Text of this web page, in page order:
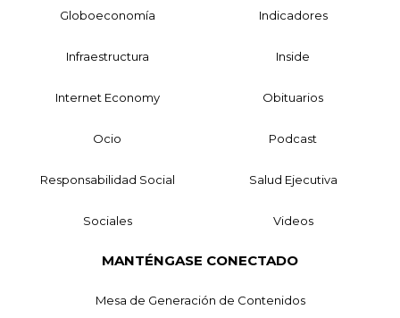
Globoeconomía Indicadores
Infraestructura Inside
Internet Economy Obituarios
Ocio Podcast
Responsabilidad Social Salud Ejecutiva
Sociales Videos
MANTÉNGASE CONECTADO
Mesa de Generación de Contenidos